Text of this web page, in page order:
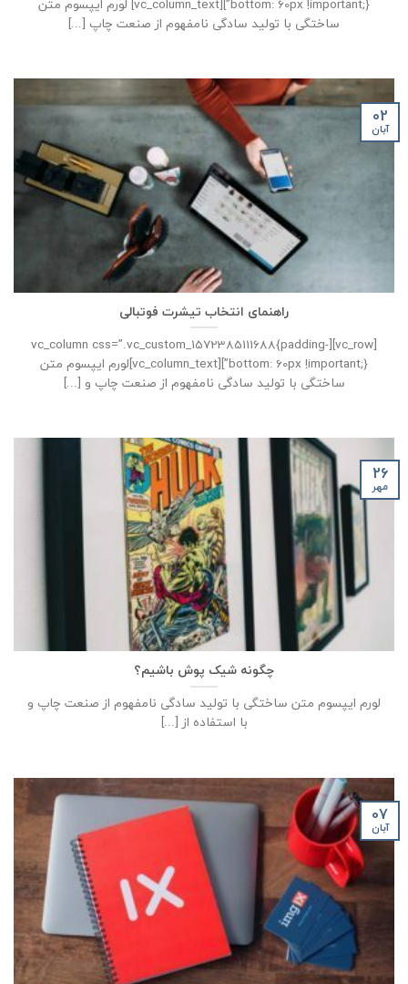
ساختگی با تولید سادگی نامفهوم از صنعت چاپ [...]
راهنمای انتخاب تیشرت فوتبالی
[vc_row][vc_column css=”.vc_custom_1572385111688{padding-
bottom: 60px !important;}”][vc_column_text]لورم ایپسوم متن
ساختگی با تولید سادگی نامفهوم از صنعت چاپ و [...]
02
آبان
چگونه شیک پوش باشیم؟
لورم ایپسوم متن ساختگی با تولید سادگی نامفهوم از صنعت چاپ و
با استفاده از [...]
26
مهر
07
آبان